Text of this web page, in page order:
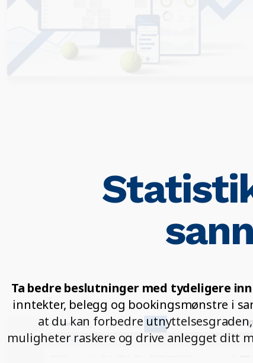
Ta bedre beslutninger med tydeligere
inntekter, belegg og bookingsmønstre i
at du kan forbedre
muligheter raskere og drive anlegget ditt